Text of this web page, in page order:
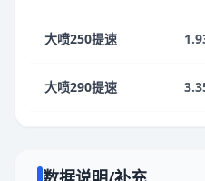
大喷250提速
大喷290提速